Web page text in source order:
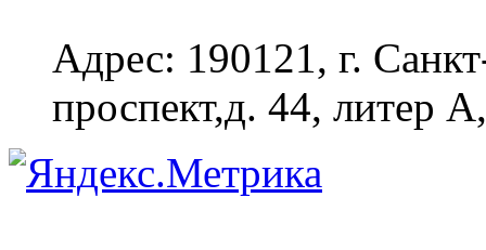
Адрес: 190121, г.
проспект,д. 44, литер